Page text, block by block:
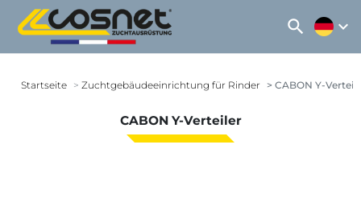
search expand_more
Startseite Zuchtgebäudeeinrichtung für Rinder CABON Y-
CABON Y-Verteiler